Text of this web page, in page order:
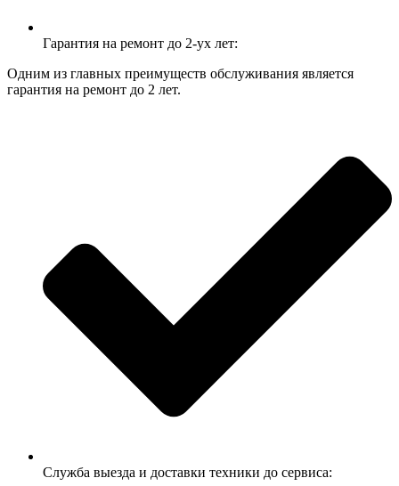
Гарантия на ремонт до 2-ух лет:
Одним из главных преимуществ обслуживания является
гарантия на ремонт до 2 лет.
Служба выезда и доставки техники до сервиса: